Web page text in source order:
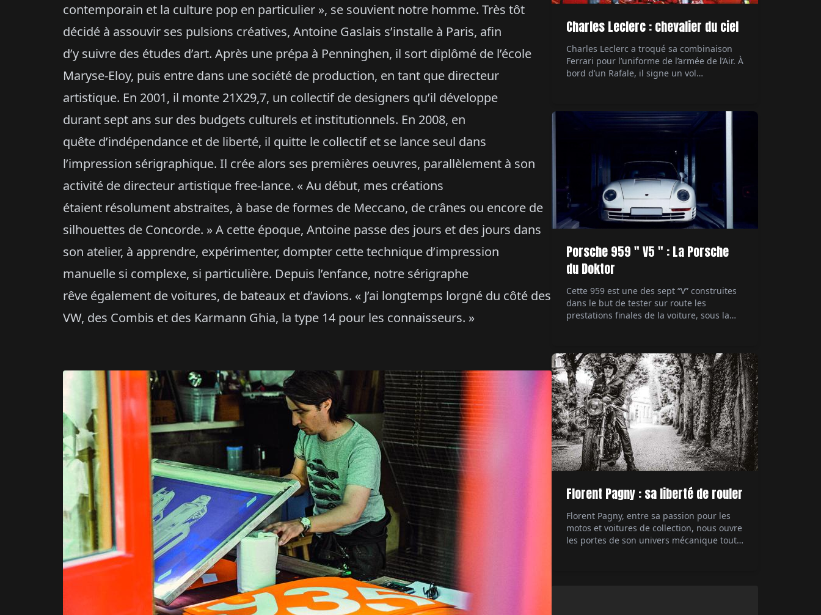
contemporain et la culture pop en particulier », se souvient notre homme. Très tôt
décidé à assouvir ses pulsions créatives, Antoine Gaslais s’installe à Paris, afin
d’y suivre des études d’art. Après une prépa à Penninghen, il sort diplômé de l’école
Maryse-Eloy, puis entre dans une société de production, en tant que directeur
artistique. En 2001, il monte 21X29,7, un collectif de designers qu’il développe
durant sept ans sur des budgets culturels et institutionnels. En 2008, en
quête d’indépendance et de liberté, il quitte le collectif et se lance seul dans
l’impression sérigraphique. Il crée alors ses premières oeuvres, parallèlement à son
activité de directeur artistique free-lance. « Au début, mes créations
étaient résolument abstraites, à base de formes de Meccano, de crânes ou encore de
silhouettes de Concorde. » A cette époque, Antoine passe des jours et des jours dans
son atelier, à apprendre, expérimenter, dompter cette technique d’impression
manuelle si complexe, si particulière. Depuis l’enfance, notre sérigraphe
rêve également de voitures, de bateaux et d’avions. « J’ai longtemps lorgné du côté des
VW, des Combis et des Karmann Ghia, la type 14 pour les connaisseurs. »
Charles Leclerc : chevalier du ciel
Charles Leclerc a troqué sa combinaison
Ferrari pour l’uniforme de l’armée de l’Air. À
bord d’un Rafale, il signe un vol
Porsche 959 " V5 " : La Porsche
du Doktor
Cette 959 est une des sept “V” construites
dans le but de tester sur route les
prestations finales de la voiture, sous la
technologique des années 80, la 959
démontre à l'époque à quel point il est
possible de pousser à l'extrême ce dont est
capable une […]
Florent Pagny : sa liberté de rouler
Florent Pagny, entre sa passion pour les
motos et voitures de collection, nous ouvre
les portes de son univers mécanique tout